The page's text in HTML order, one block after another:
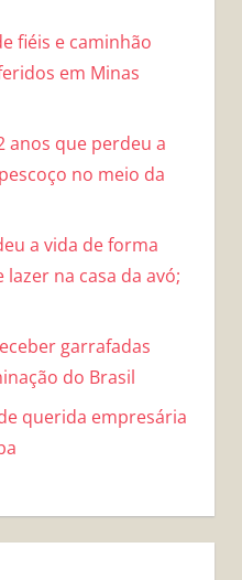
fiéis e caminhão
em Minas
anos que perdeu a
no meio da
a vida de forma
na casa da avó;
garrafadas
do Brasil
querida empresária